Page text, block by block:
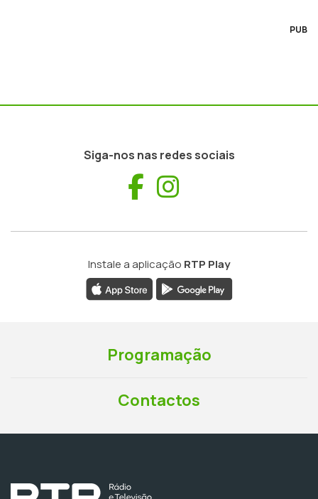
PUB
Siga-nos nas redes sociais
Facebook
Instale a aplicação RTP Play
Programação
Contactos